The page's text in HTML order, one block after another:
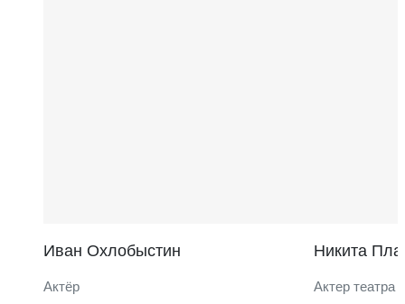
Иван Охлобыстин
Актёр
Никита
Актер театра